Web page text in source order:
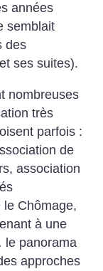
années
semblait
des
ses suites).
nombreuses
très
parfois :
de
association
Chômage,
à une
panorama
approches